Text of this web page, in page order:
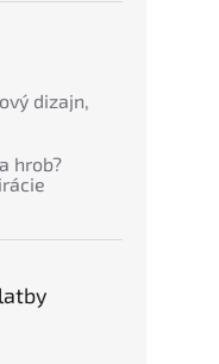
dizajn,
hrob?